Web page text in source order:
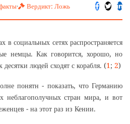
· Вердикт: Ложь
в социальных сетях распространяется
немцы. Как говорится, хорошо, но
людей сходят с корабля. (1; 2)
понятн - показать, что Германию
неблагополучных стран мира, и вот
- на этот раз из Кении.